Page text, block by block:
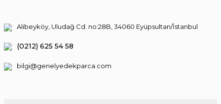
Alibeyköy, Uludağ Cd. no:28B, 34060 Eyüpsultan/İstanbul
(0212) 625 54 58
bilgi@genelyedekparca.com